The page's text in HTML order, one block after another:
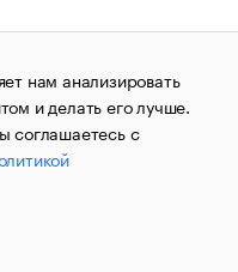
авторских прав
1995–2026.Сообщения
«РБК»
по надзору в сфере
и массовых
за номером ИА
«РБК». Отдельные
нам анализировать
и делать его лучше.
соглашаетесь с